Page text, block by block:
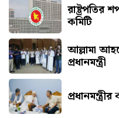
রাষ্ট্রপতির
কমিটি
আল্লামা
প্রধানমন্ত্রী